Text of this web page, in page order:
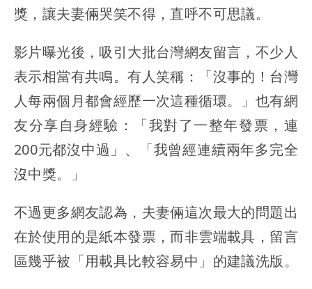
獎，讓夫妻倆哭笑不得，直呼不可思議。
影片曝光後，吸引大批台灣網友留言，不少人
表示相當有共鳴。有人笑稱：「沒事的！台灣
人每兩個月都會經歷一次這種循環。」也有網
友分享自身經驗：「我對了一整年發票，連
200元都沒中過」、「我曾經連續兩年多完全
沒中獎。」
不過更多網友認為，夫妻倆這次最大的問題出
在於使用的是紙本發票，而非雲端載具，留言
區幾乎被「用載具比較容易中」的建議洗版。